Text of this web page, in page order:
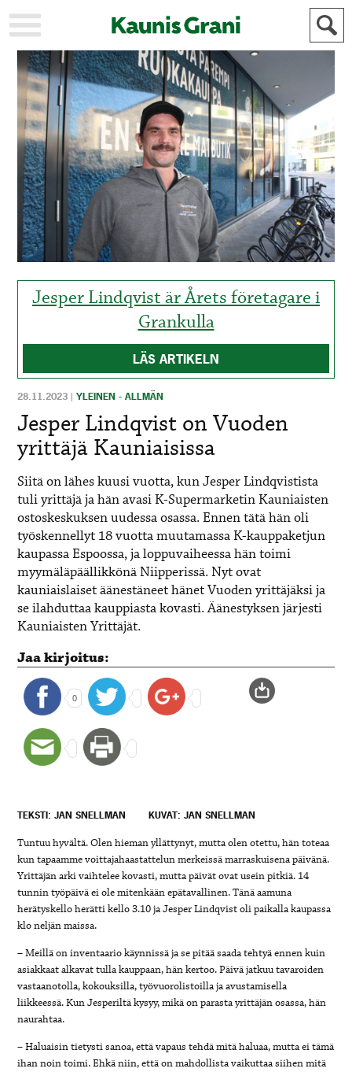
KAUPUNKI
STADEN
AJANKOHTAISTA
AKTUELLT
URHEILU
IDROTT
KULTTUURI
KULTUR
HISTORIA
HISTORIA
YLEINEN
ALLMÄN
MAINOSTAJILLE
FÖR
ANNONSÖRER
Jesper Lindqvist är Årets företagare i
Grankulla
LÄS ARTIKELN
28.11.2023 |YLEINEN - ALLMÄN
Jesper Lindqvist on Vuoden
yrittäjä Kauniaisissa
Siitä on lähes kuusi vuotta, kun Jesper Lindqvistista
tuli yrittäjä ja hän avasi K-Supermarketin Kauniaisten
ostoskeskuksen uudessa osassa. Ennen tätä hän oli
työskennellyt 18 vuotta muutamassa K-kauppaketjun
kaupassa Espoossa, ja loppuvaiheessa hän toimi
myymäläpäällikkönä Niipperissä. Nyt ovat
kauniaislaiset äänestäneet hänet Vuoden yrittäjäksi ja
se ilahduttaa kauppiasta kovasti. Äänestyksen järjesti
Kauniaisten Yrittäjät.
Jaa kirjoitus:
0
TEKSTI: JAN SNELLMAN KUVAT: JAN SNELLMAN
Tuntuu hyvältä. Olen hieman yllättynyt, mutta olen otettu, hän toteaa
kun tapaamme voittajahaastattelun merkeissä marraskuisena päivänä.
Yrittäjän arki vaihtelee kovasti, mutta päivät ovat usein pitkiä. 14
tunnin työpäivä ei ole mitenkään epätavallinen. Tänä aamuna
herätyskello herätti kello 3.10 ja Jesper Lindqvist oli paikalla kaupassa
klo neljän maissa.
– Meillä on inventaario käynnissä ja se pitää saada tehtyä ennen kuin
asiakkaat alkavat tulla kauppaan, hän kertoo. Päivä jatkuu tavaroiden
vastaanotolla, kokouksilla, työvuorolistoilla ja avustamisella
liikkeessä. Kun Jesperiltä kysyy, mikä on parasta yrittäjän osassa, hän
naurahtaa.
– Haluaisin tietysti sanoa, että vapaus tehdä mitä haluaa, mutta ei tämä
ihan noin toimi. Ehkä niin, että on mahdollista vaikuttaa siihen mitä